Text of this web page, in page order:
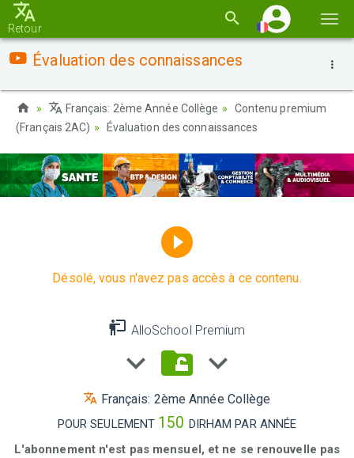
la
Retour
Évaluation des connaissances
Français: 2ème Année Collège
Contenu premium
(Français 2AC)
Évaluation des connaissances
Désolé, vous n'avez pas accès à ce contenu.
AlloSchool Premium
Français: 2ème Année Collège
POUR SEULEMENT 150 DIRHAM PAR ANNÉE
L'abonnement n'est pas mensuel, et ne se renouvelle pas